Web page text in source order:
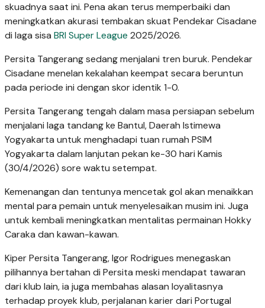
skuadnya saat ini. Pena akan terus memperbaiki dan
meningkatkan akurasi tembakan skuat Pendekar Cisadane
di laga sisa BRI Super League 2025/2026.
Persita Tangerang sedang menjalani tren buruk. Pendekar
Cisadane menelan kekalahan keempat secara beruntun
pada periode ini dengan skor identik 1-0.
Persita Tangerang tengah dalam masa persiapan sebelum
menjalani laga tandang ke Bantul, Daerah Istimewa
Yogyakarta untuk menghadapi tuan rumah PSIM
Yogyakarta dalam lanjutan pekan ke-30 hari Kamis
(30/4/2026) sore waktu setempat.
Kemenangan dan tentunya mencetak gol akan menaikkan
mental para pemain untuk menyelesaikan musim ini. Juga
untuk kembali meningkatkan mentalitas permainan Hokky
Caraka dan kawan-kawan.
Kiper Persita Tangerang, Igor Rodrigues menegaskan
pilihannya bertahan di Persita meski mendapat tawaran
dari klub lain, ia juga membahas alasan loyalitasnya
terhadap proyek klub, perjalanan karier dari Portugal